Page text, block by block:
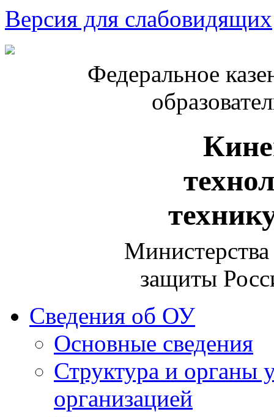
Версия для слабовидящих
Федеральное
защиты
Сведения об ОУ
Основные сведения
Структура и органы
организацией